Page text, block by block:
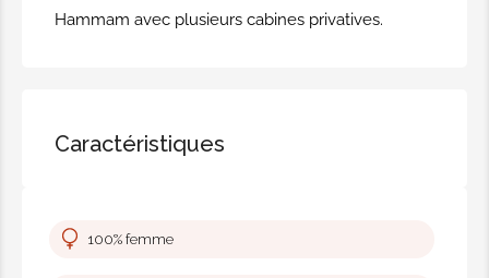
Salle privatiséeHammam +
après-shampoing + Jacuzzi + Linge +
Hammam avec plusieurs cabines privatives.
Caractéristiques
100% femme